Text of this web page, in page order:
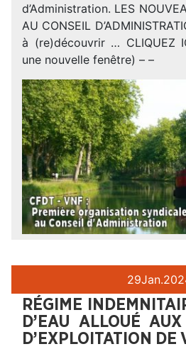
d’Administration. LES
AU CONSEIL
à (re)découvrir … CLIQUEZ
une nouvelle fenêtre) – –
29Jan.
RÉGIME
D’EAU ALLOUÉ
D’EXPLOITATION DE